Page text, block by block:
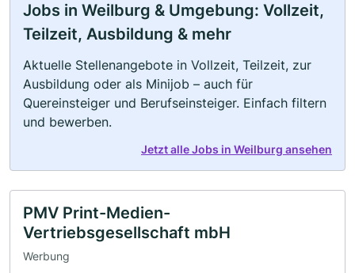
Jobs in Weilburg & Umgebung: Vollzeit,
Teilzeit, Ausbildung & mehr
Aktuelle Stellenangebote in Vollzeit, Teilzeit, zur
Ausbildung oder als Minijob – auch für
Quereinsteiger und Berufseinsteiger. Einfach filtern
und bewerben.
Jetzt alle Jobs in Weilburg ansehen
PMV Print-Medien-
Vertriebsgesellschaft mbH
Werbung